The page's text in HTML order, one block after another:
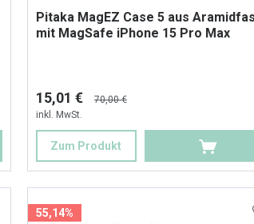
Pitaka MagEZ Case 5 aus
mit MagSafe iPhone 15 Pro Max
15,01 €
70,00 €
inkl. MwSt.
Zum Produkt
55,14%